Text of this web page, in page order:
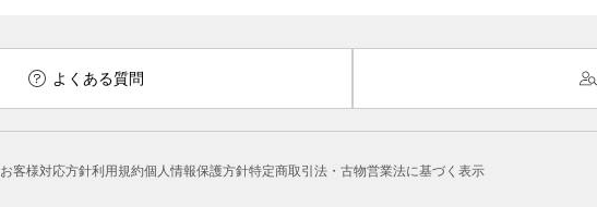
よくある質問
お客様対応方針利用規約個人情報保護方針特定商取引法・古物営業法に基づく表示